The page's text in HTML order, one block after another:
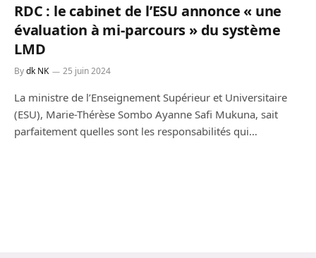
RDC : le cabinet de l’ESU annonce « une
évaluation à mi-parcours » du système
LMD
Bydk NK 25 juin 2024
La ministre de l’Enseignement Supérieur et Universitaire
(ESU), Marie-Thérèse Sombo Ayanne Safi Mukuna, sait
parfaitement quelles sont les responsabilités qui…